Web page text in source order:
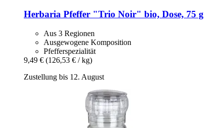
Herbaria Pfeffer "Trio Noir" bio, Dose, 75 g
Aus 3 Regionen
Ausgewogene Komposition
Pfefferspezialität
9,49 € (126,53 € / kg)
Zustellung bis 12. August